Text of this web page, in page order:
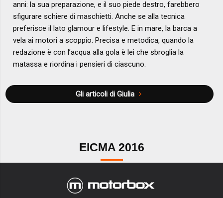
anni: la sua preparazione, e il suo piede destro, farebbero
sfigurare schiere di maschietti. Anche se alla tecnica
preferisce il lato glamour e lifestyle. E in mare, la barca a
vela ai motori a scoppio. Precisa e metodica, quando la
redazione è con l’acqua alla gola è lei che sbroglia la
matassa e riordina i pensieri di ciascuno.
Gli articoli di Giulia
EICMA 2016